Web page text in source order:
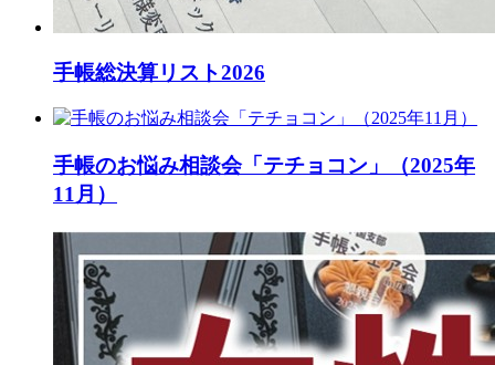
手帳総決算リスト2026
手帳のお悩み相談会「テチョコン」（2025年
11月）